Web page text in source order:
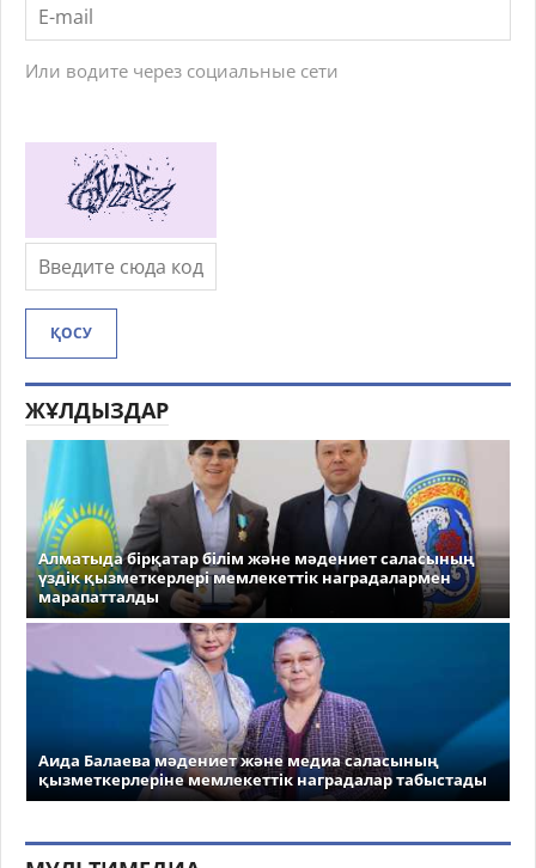
Или водите через социальные сети
ҚОСУ
ЖҰЛДЫЗДАР
Алматыда бірқатар білім және мәдениет саласының
үздік қызметкерлері мемлекеттік наградалармен
марапатталды
Аида Балаева мәдениет және медиа саласының
қызметкерлеріне мемлекеттік наградалар табыстады